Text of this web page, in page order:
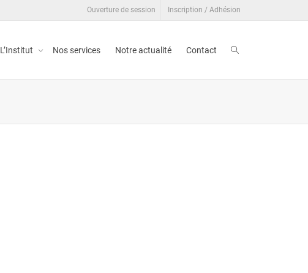
Ouverture de session Inscription / Adhésion
L’Institut Nos services Notre actualité Contact